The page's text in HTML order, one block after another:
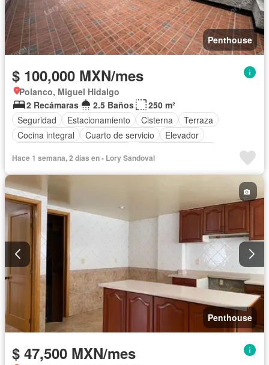
Penthouse
$ 100,000 MXN/mes
Polanco, Miguel Hidalgo
2 Recámaras
2.5 Baños
250 m²
Seguridad
Estacionamiento Cisterna
Terraza
Cocina integral
Cuarto de servicio
Elevador
Zonas verdes
Caseta de vigilancia
Recámara con closet
Hace 1 semana, 2 días en - Lory Sandoval
Penthouse
$ 47,500 MXN/mes